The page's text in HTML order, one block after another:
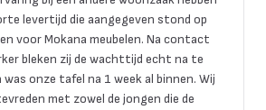
levertijd die aangegeven stond op
voor Mokana meubelen. Na contact
bleken zij de wachttijd echt na te
onze tafel na 1 week al binnen. Wij
met zowel de jongen die de